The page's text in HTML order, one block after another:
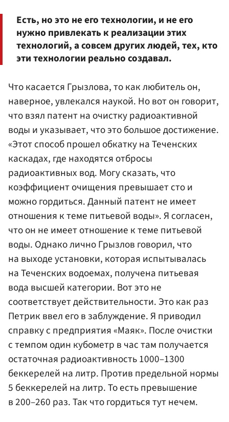
Есть, но это не его технологии, и не его
нужно привлекать к реализации этих
технологий, а совсем других людей, тех, кто
эти технологии реально создавал.
Что касается Грызлова, то как любитель он,
наверное, увлекался наукой. Но вот он говорит,
что взял патент на очистку радиоактивной
воды и указывает, что это большое достижение.
«Этот способ прошел обкатку на Теченских
каскадах, где находятся отбросы
радиоактивных вод. Могу сказать, что
коэффициент очищения превышает сто и
можно гордиться. Данный патент не имеет
отношения к теме питьевой воды». Я согласен,
что он не имеет отношение к теме питьевой
воды. Однако лично Грызлов говорил, что
на выходе установки, которая испытывалась
на Теченских водоемах, получена питьевая
вода высшей категории. Вот это не
соответствует действительности. Это как раз
Петрик ввел его в заблуждение. Я приводил
справку с предприятия «Маяк». После очистки
с темпом один кубометр в час там получается
остаточная радиоактивность 1000–1300
беккерелей на литр. Против предельной нормы
5 беккерелей на литр. То есть превышение
в 200–260 раз. Так что гордиться тут нечем.